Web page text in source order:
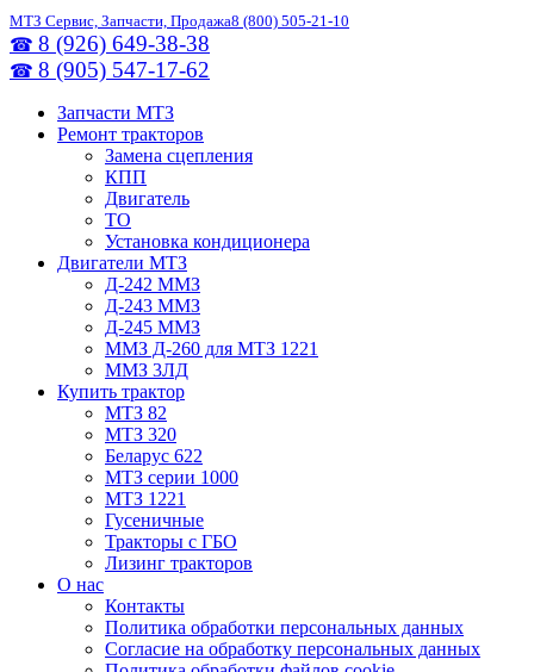
МТЗ Сервис, Запчасти, Продажа8 (800) 505-21-10
☎ 8 (926) 649-38-38
☎ 8 (905) 547-17-62
Запчасти МТЗ
Ремонт тракторов
Замена сцепления
КПП
Двигатель
ТО
Установка кондиционера
Двигатели МТЗ
Д-242 ММЗ
Д-243 ММЗ
Д-245 ММЗ
ММЗ Д-260 для МТЗ 1221
ММЗ 3ЛД
Купить трактор
МТЗ 82
МТЗ 320
Беларус 622
МТЗ серии 1000
МТЗ 1221
Гусеничные
Тракторы с ГБО
Лизинг тракторов
О нас
Контакты
Политика обработки персональных данных
Согласие на обработку персональных данных